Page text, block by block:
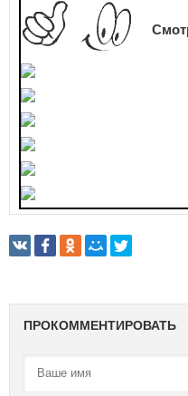
ПРОКОММЕНТИРОВАТЬ